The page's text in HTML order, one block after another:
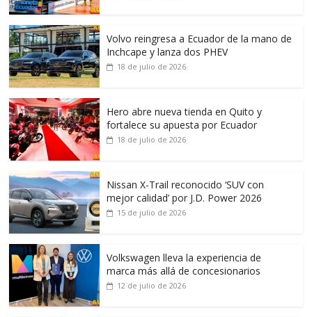
Volvo reingresa a Ecuador de la mano de
Inchcape y lanza dos PHEV
18 de julio de 2026
Hero abre nueva tienda en Quito y
fortalece su apuesta por Ecuador
18 de julio de 2026
Nissan X-Trail reconocido ‘SUV con
mejor calidad’ por J.D. Power 2026
15 de julio de 2026
Volkswagen lleva la experiencia de
marca más allá de concesionarios
12 de julio de 2026